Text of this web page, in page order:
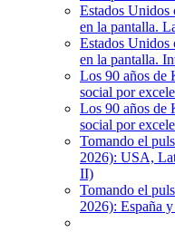
Estados
en la pantalla.
Estados
en la pantalla.
Los 90 años de
social por
Los 90 años de
social por
Tomando el
2026): USA,
II)
Tomando el
2026): España